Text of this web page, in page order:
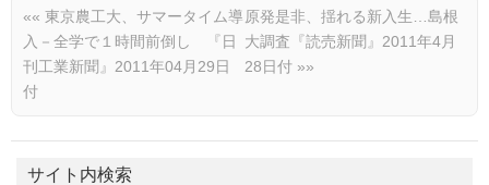
«« 東京農工大、サマータイム導
入－全学で１時間前倒し 『日
刊工業新聞』2011年04月29日
付
原発是非、揺れる新入生…島根
大調査『読売新聞』2011年4月
28日付 »»
サイト内検索